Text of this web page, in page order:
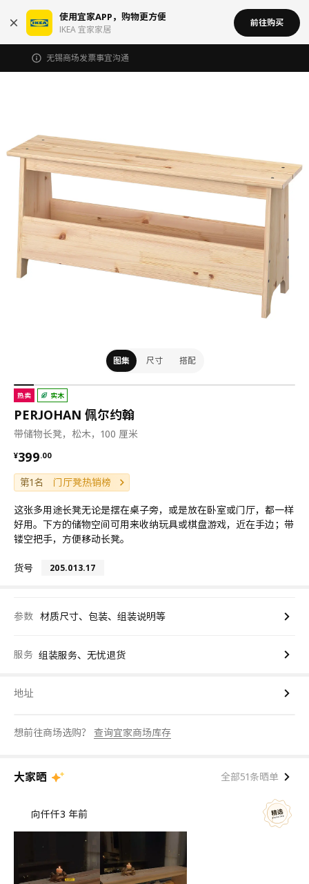
使用宜家APP，购物更方便
IKEA 宜家家居
前往购买
无锡商场发票事宜沟通
图集 尺寸 搭配
热卖 实木
PERJOHAN 佩尔约翰
带储物长凳，松木，100 厘米
¥399.00
¥ 399.00
第1名 门厅凳热销榜
这张多用途长凳无论是摆在桌子旁，或是放在卧室或门厅，都一样
好用。下方的储物空间可用来收纳玩具或棋盘游戏，近在手边；带
镂空把手，方便移动长凳。
货号 205.013.17
参数 材质尺寸、包装、组装说明等
服务 组装服务、无忧退货
地址
想前往商场选购？ 查询宜家商场库存
大家晒 全部51条晒单
向仟仟3 年前